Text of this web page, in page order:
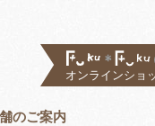
のご案内